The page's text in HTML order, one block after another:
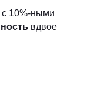
с 10%-ными
вдвое